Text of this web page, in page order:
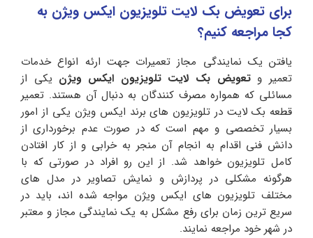
برای تعویض بک لایت تلویزیون ایکس ویژن به
کجا مراجعه کنیم؟
یافتن یک نمایندگی مجاز تعمیرات جهت ارئه انواع خدمات
تعمیر و تعویض بک لایت تلویزیون ایکس ویژن یکی از
مسائلی که همواره مصرف کنندگان به دنبال آن هستند. تعمیر
قطعه بک لایت در تلویزیون های برند ایکس ویژن یکی از امور
بسیار تخصصی و مهم است که در صورت عدم برخورداری از
دانش فنی اقدام به انجام آن منجر به خرابی و از کار افتادن
کامل تلویزیون خواهد شد. از این رو افراد در صورتی که با
هرگونه مشکلی در پردازش و نمایش تصاویر در مدل های
مختلف تلویزیون های ایکس ویژن مواجه شده اند، باید در
سریع ترین زمان برای رفع مشکل به یک نمایندگی مجاز و معتبر
در شهر خود مراجعه نمایند.